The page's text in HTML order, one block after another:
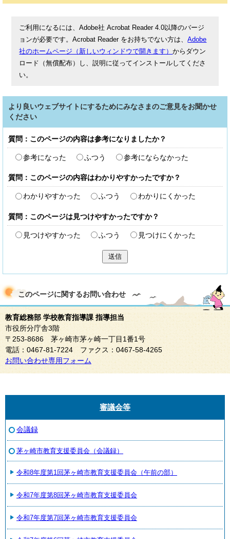
ご利用になるには、Adobe社 Acrobat Reader 4.0以降のバージ
ョンが必要です。Acrobat Reader をお持ちでない方は、Adobe
社のホームページ（新しいウィンドウで開きます）からダウン
ロード（無償配布）し、説明に従ってインストールしてくださ
い。
より良いウェブサイトにするためにみなさまのご意見をお聞かせ
ください
質問：このページの内容は参考になりましたか？
参考になった ふつう 参考にならなかった
質問：このページの内容はわかりやすかったですか？
わかりやすかった ふつう わかりにくかった
質問：このページは見つけやすかったですか？
見つけやすかった ふつう 見つけにくかった
送信
このページに関するお問い合わせ
教育総務部 学校教育指導課 指導担当
市役所分庁舎3階
〒253-8686 茅ヶ崎市茅ヶ崎一丁目1番1号
電話：0467-81-7224 ファクス：0467-58-4265
お問い合わせ専用フォーム
審議会等
会議録
茅ヶ崎市教育支援委員会（会議録）
令和8年度第1回茅ヶ崎市教育支援委員会（午前の部）
令和7年度第8回茅ヶ崎市教育支援委員会
令和7年度第7回茅ヶ崎市教育支援委員会